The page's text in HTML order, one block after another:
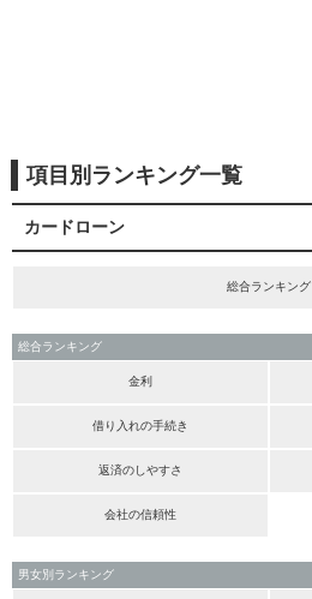
項目別ランキング一覧
カードローン
総合ランキング
総合ランキング
金利
借り入れの手続き
返済のしやすさ
会社の信頼性
男女別ランキング